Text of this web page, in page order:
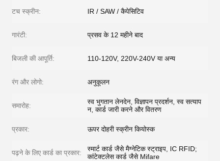
टच स्क्रीन: IR / SAW / कैपेसिटिव
गारंटी: प्रसव के 12 महीने बाद
बिजली की आपूर्ति: 110-120V, 220V-240V या अन्य
रंग और लोगो: अनुकूलन
समारोह:
स्व भुगतान लेनदेन, विज्ञापन प्रदर्शन, स्व सत्याप
न, कार्ड जारी करने और वितरण
प्रकार: ऊपर दोहरी स्क्रीन कियोस्क
पढ़ने के लिए कार्ड का प्रकार:
स्मार्ट कार्ड जैसे मैग्नेटिक स्ट्राइप, IC RFID;
कांटेक्टलेस कार्ड जैसे Mifare